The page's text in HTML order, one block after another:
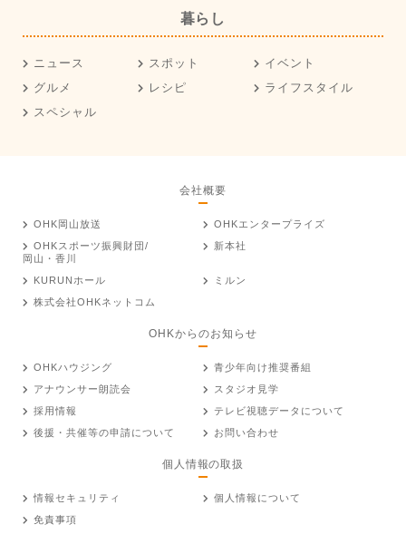
暮らし
ニュース スポット
イベント
グルメ
レシピ
ライフスタイル
スペシャル
会社概要
OHK岡山放送
OHKエンタープライズ
OHKスポーツ振興財団/
岡山・香川
新本社
KURUNホール
ミルン
株式会社OHKネットコム
OHKからのお知らせ
OHKハウジング
青少年向け推奨番組
アナウンサー朗読会
スタジオ見学
採用情報
テレビ視聴データについて
後援・共催等の申請について
お問い合わせ
個人情報の取扱
情報セキュリティ
個人情報について
免責事項